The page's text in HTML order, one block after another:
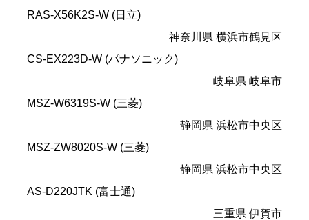
RAS-X56K2S-W (日立)
神奈川県 横浜市鶴見区
CS-EX223D-W (パナソニック)
岐阜県 岐阜市
MSZ-W6319S-W (三菱)
静岡県 浜松市中央区
MSZ-ZW8020S-W (三菱)
静岡県 浜松市中央区
AS-D220JTK (富士通)
三重県 伊賀市